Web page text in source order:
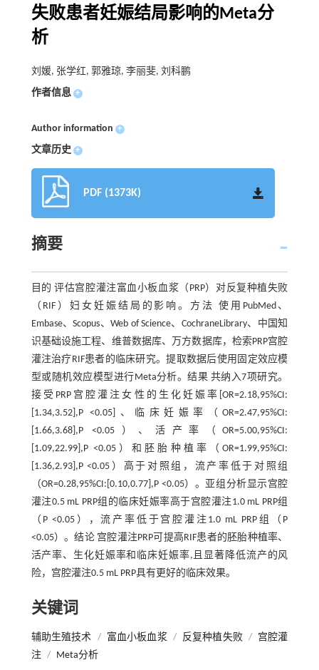
失败患者妊娠结局影响的Meta分
析
刘媛, 张学红, 郭雅琼, 李丽斐, 刘科鹏
作者信息 +
Author information +
文章历史 +
PDF (1373K)
摘要
目的 评估宫腔灌注富血小板血浆（PRP）对反复种植失败
（RIF）妇女妊娠结局的影响。方法 使用PubMed、
Embase、Scopus、Web of Science、CochraneLibrary、中国知
识基础设施工程、维普数据库、万方数据库，检索PRP宫腔
灌注治疗RIF患者的临床研究。提取数据后使用固定效应模
型或随机效应模型进行Meta分析。结果 共纳入7项研究。
接受PRP宫腔灌注女性的生化妊娠率[OR=2.18,95%CI:
[1.34,3.52],P <0.05]、临床妊娠率（OR=2.47,95%CI:
[1.66,3.68],P <0.05）、活产率（OR=5.00,95%CI:
[1.09,22.99],P <0.05）和胚胎种植率（OR=1.99,95%CI:
[1.36,2.93],P <0.05）高于对照组，流产率低于对照组
（OR=0.28,95%CI:[0.10,0.77],P <0.05）。亚组分析显示宫腔
灌注0.5 mL PRP组的临床妊娠率高于宫腔灌注1.0 mL PRP组
（P <0.05），流产率低于宫腔灌注1.0 mL PRP组（P
<0.05）。结论 宫腔灌注PRP可提高RIF患者的胚胎种植率、
活产率、生化妊娠率和临床妊娠率,且显著降低流产的风
险，宫腔灌注0.5 mL PRP具有更好的临床效果。
关键词
辅助生殖技术 / 富血小板血浆 / 反复种植失败 / 宫腔灌
注 / Meta分析